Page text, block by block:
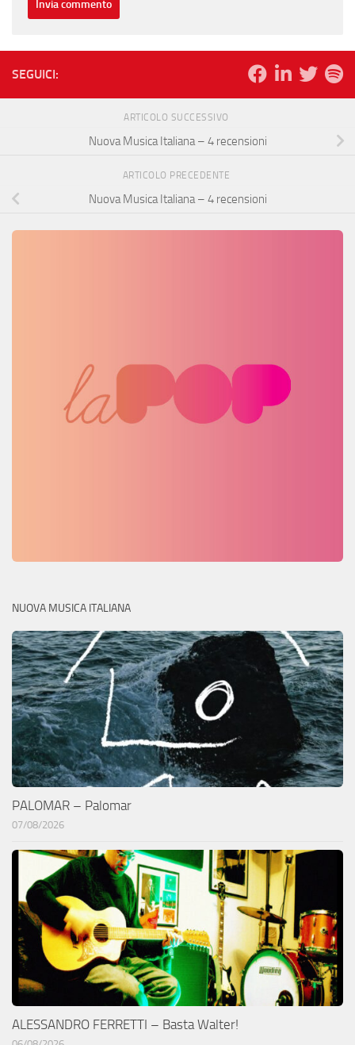
SEGUICI:
ARTICOLO SUCCESSIVO
Nuova Musica Italiana – 4 recensioni
ARTICOLO PRECEDENTE
Nuova Musica Italiana – 4 recensioni
NUOVA MUSICA ITALIANA
PALOMAR – Palomar
07/08/2026
ALESSANDRO FERRETTI – Basta Walter!